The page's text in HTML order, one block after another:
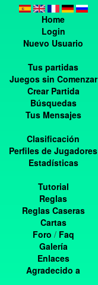
Home
Login
Nuevo Usuario
Tus partidas
Juegos sin Comenzar
Crear Partida
Búsquedas
Tus Mensajes
Clasificación
Perfiles de Jugadores
Estadísticas
Tutorial
Reglas
Reglas Caseras
Cartas
Foro / Faq
Galería
Enlaces
Agradecido a